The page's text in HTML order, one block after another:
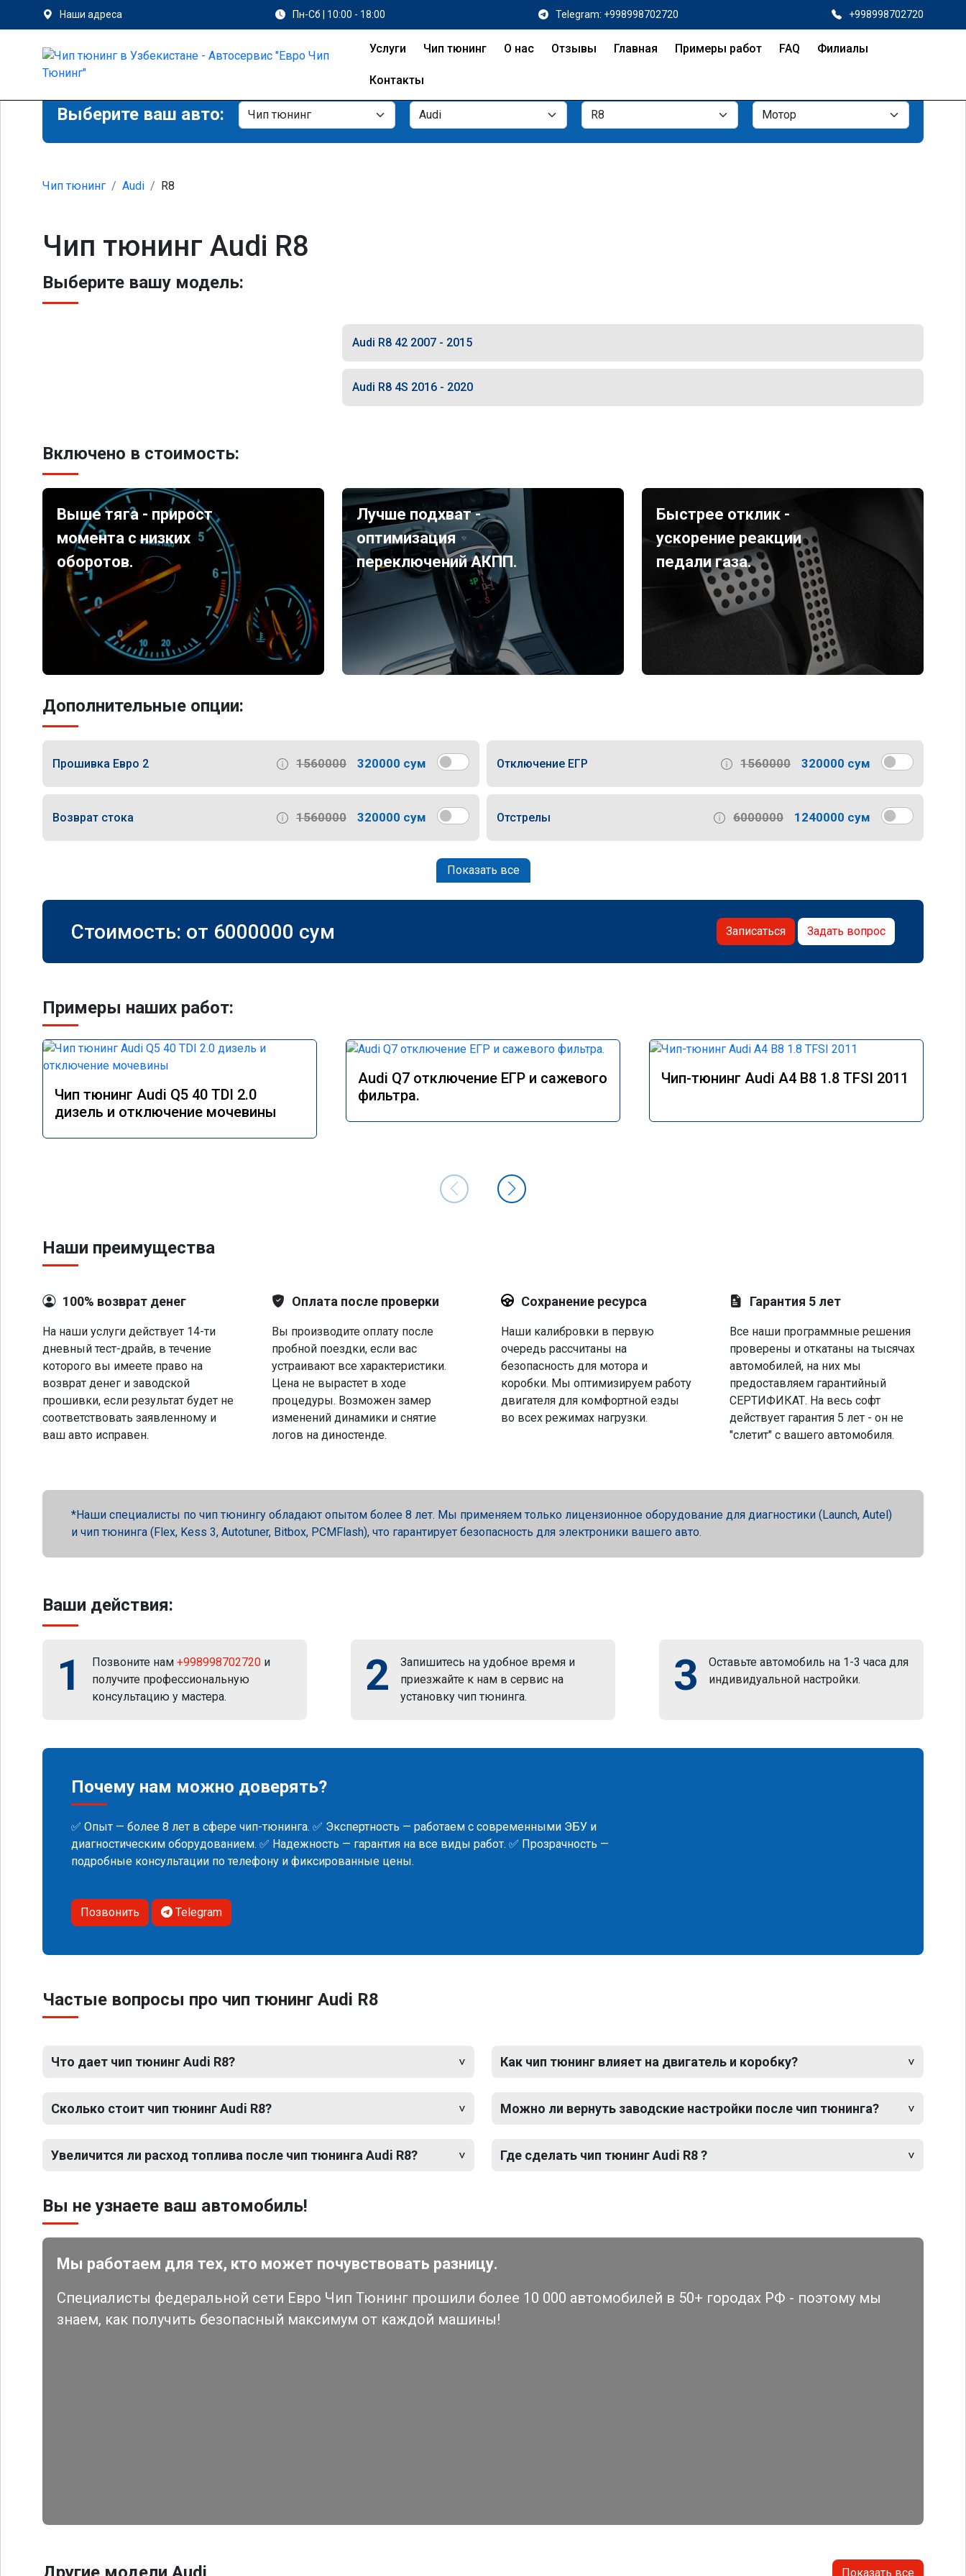
Наши адреса Пн-Сб | 10:00 - 18:00 Telegram: +998998702720 +998998702720
Услуги Чип тюнинг О нас Отзывы Главная Примеры работ FAQ Филиалы
Контакты
Выберите ваш авто:
Чип тюнинг Audi R8
Чип тюнинг Audi R8
Выберите вашу модель:
Audi R8 42 2007 - 2015
Audi R8 4S 2016 - 2020
Включено в стоимость:
Выше тяга - прирост
момента с низких
оборотов.
Лучше подхват -
оптимизация
переключений АКПП.
Быстрее отклик -
ускорение реакции
педали газа.
Дополнительные опции:
Прошивка Евро 2 1560000 320000 сум Отключение ЕГР 1560000 320000 сум
Возврат стока 1560000 320000 сум Отстрелы 6000000 1240000 сум
Показать все
Стоимость: от 6000000 сум Записаться Задать вопрос
Примеры наших работ:
Чип тюнинг Audi Q5 40 TDI 2.0
дизель и отключение мочевины
Audi Q7 отключение ЕГР и сажевого
фильтра.
Чип-тюнинг Audi A4 B8 1.8 TFSI 2011
Наши преимущества
100% возврат денег
На наши услуги действует 14-ти
дневный тест-драйв, в течение
которого вы имеете право на
возврат денег и заводской
прошивки, если результат будет не
соответствовать заявленному и
ваш авто исправен.
Оплата после проверки
Вы производите оплату после
пробной поездки, если вас
устраивают все характеристики.
Цена не вырастет в ходе
процедуры. Возможен замер
изменений динамики и снятие
логов на диностенде.
Сохранение ресурса
Наши калибровки в первую
очередь рассчитаны на
безопасность для мотора и
коробки. Мы оптимизируем работу
двигателя для комфортной езды
во всех режимах нагрузки.
Гарантия 5 лет
Все наши программные решения
проверены и откатаны на тысячах
автомобилей, на них мы
предоставляем гарантийный
СЕРТИФИКАТ. На весь софт
действует гарантия 5 лет - он не
"слетит" с вашего автомобиля.
Наши специалисты по чип тюнингу обладают опытом более 8 лет. Мы применяем только лицензионное оборудование для диагностики (Launch, Autel)
и чип тюнинга (Flex, Kess 3, Autotuner, Bitbox, PCMFlash), что гарантирует безопасность для электроники вашего авто.
Ваши действия:
1 Позвоните нам +998998702720 и
получите профессиональную
консультацию у мастера.
2
Запишитесь на удобное время и
приезжайте к нам в сервис на
установку чип тюнинга.
3
Оставьте автомобиль на 1-3 часа для
индивидуальной настройки.
Почему нам можно доверять?
✅ Опыт — более 8 лет в сфере чип-тюнинга. ✅ Экспертность — работаем с современными ЭБУ и
диагностическим оборудованием. ✅ Надежность — гарантия на все виды работ. ✅ Прозрачность —
подробные консультации по телефону и фиксированные цены.
Позвонить Telegram
Частые вопросы про чип тюнинг Audi R8
Что дает чип тюнинг Audi R8?
Сколько стоит чип тюнинг Audi R8?
Увеличится ли расход топлива после чип тюнинга Audi R8?
Как чип тюнинг влияет на двигатель и коробку?
Можно ли вернуть заводские настройки после чип тюнинга?
Где сделать чип тюнинг Audi R8 ?
Вы не узнаете ваш автомобиль!
Мы работаем для тех, кто может почувствовать разницу.
Специалисты федеральной сети Евро Чип Тюнинг прошили более 10 000 автомобилей в 50+ городах РФ - поэтому мы
знаем, как получить безопасный максимум от каждой машины!
Показать все